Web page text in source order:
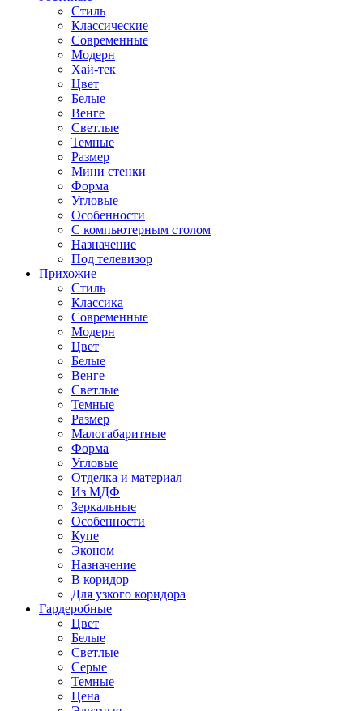
Стиль
Классические
Современные
Модерн
Хай-тек
Цвет
Белые
Венге
Светлые
Темные
Размер
Мини стенки
Форма
Угловые
Особенности
С компьютерным столом
Назначение
Под телевизор
Прихожие
Стиль
Классика
Современные
Модерн
Цвет
Белые
Венге
Светлые
Темные
Размер
Малогабаритные
Форма
Угловые
Отделка и материал
Из МДФ
Зеркальные
Особенности
Купе
Эконом
Назначение
В коридор
Для узкого коридора
Гардеробные
Цвет
Белые
Светлые
Серые
Темные
Цена